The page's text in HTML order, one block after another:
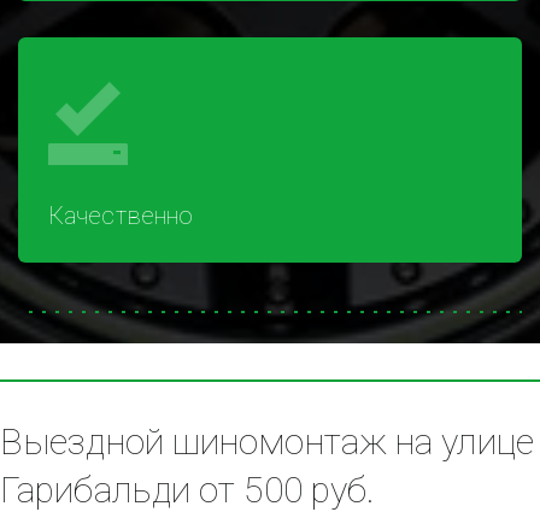
Качественно
Выездной шиномонтаж на улице
Гарибальди от 500 руб.